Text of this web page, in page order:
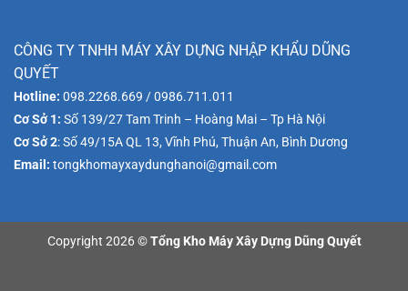
CÔNG TY TNHH MÁY XÂY DỰNG NHẬP KHẨU DŨNG
QUYẾT
Hotline: 098.2268.669 / 0986.711.011
Cơ Sở 1: Số 139/27 Tam Trinh – Hoàng Mai – Tp Hà Nội
Cơ Sở 2: Số 49/15A QL 13, Vĩnh Phú, Thuận An, Bình Dương
Email: tongkhomayxaydunghanoi@gmail.com
Copyright 2026 ©Tổng Kho Máy Xây Dựng Dũng Quyết